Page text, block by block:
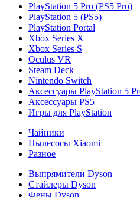
PlayStation 5 Pro (PS5 Pro)
PlayStation 5 (PS5)
PlayStation Portal
Xbox Series X
Xbox Series S
Oculus VR
Steam Deck
Nintendo Switch
Аксессуары PlayStation 5
Аксессуары PS5
Игры для PlayStation
Чайники
Пылесосы Xiaomi
Разное
Выпрямители Dyson
Стайлеры Dyson
Фены Dyson